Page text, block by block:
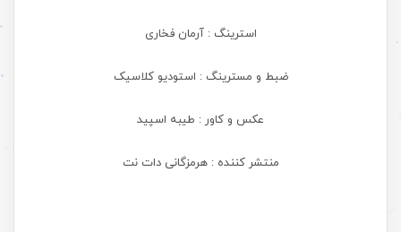
استرینگ : آرمان فخاری
ضبط و مسترینگ : استودیو کلاسیک
عکس و کاور : طیبه اسپید
منتشر کننده : هرمزگانی دات نت